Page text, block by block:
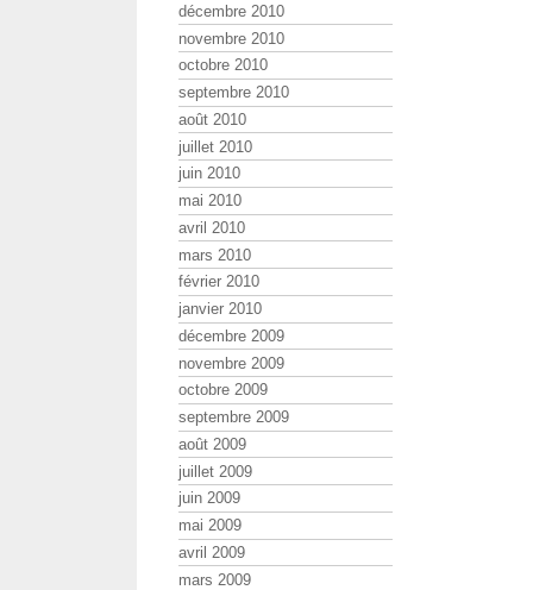
décembre 2010
novembre 2010
octobre 2010
septembre 2010
août 2010
juillet 2010
juin 2010
mai 2010
avril 2010
mars 2010
février 2010
janvier 2010
décembre 2009
novembre 2009
octobre 2009
septembre 2009
août 2009
juillet 2009
juin 2009
mai 2009
avril 2009
mars 2009